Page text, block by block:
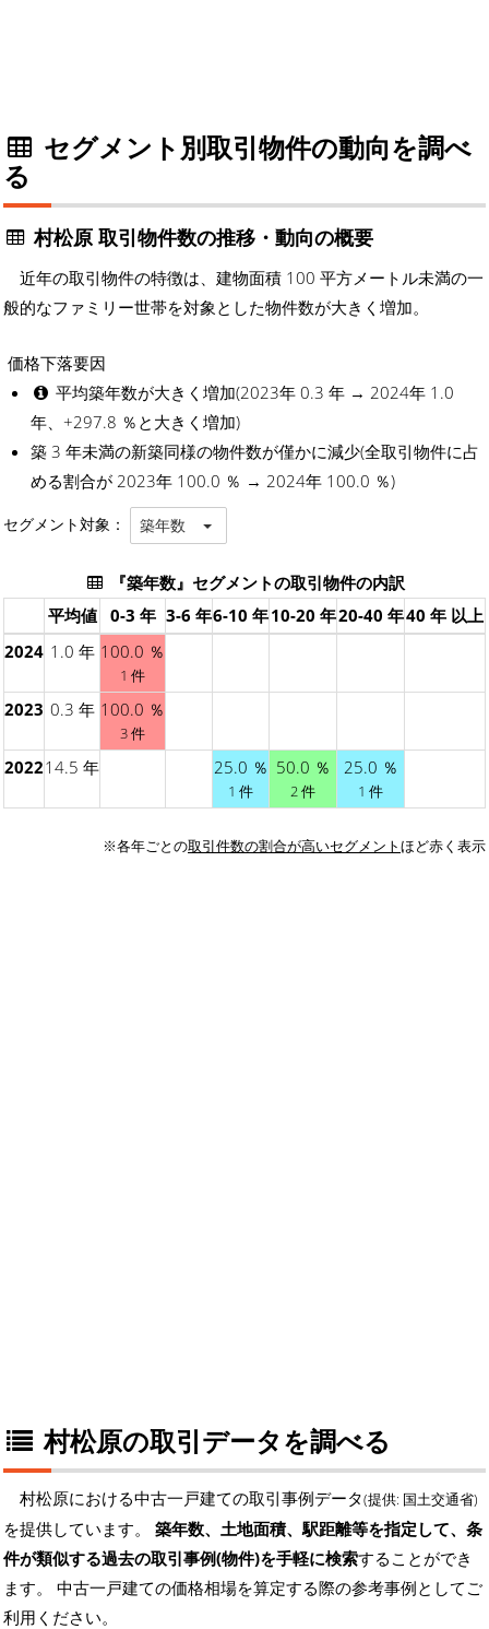
セグメント別取引物件の動向を調べ
る
村松原 取引物件数の推移・動向の概要
近年の取引物件の特徴は、建物面積 100 平方メートル未満の一
般的なファミリー世帯を対象とした物件数が大きく増加。
価格下落要因
平均築年数が大きく増加(2023年 0.3 年 → 2024年 1.0
年、+297.8 ％と大きく増加)
築 3 年未満の新築同様の物件数が僅かに減少(全取引物件に占
める割合が 2023年 100.0 ％ → 2024年 100.0 ％)
セグメント対象： 築年数
『築年数』セグメントの取引物件の内訳
平均値
0-3 年 3-6 年6-10 年10-20 年20-40 年40 年 以上
2024 1.0 年 100.0 ％
1 件
2023 0.3 年 100.0 ％
3 件
202214.5 年 25.0 ％
1 件
50.0 ％
2 件
25.0 ％
1 件
※各年ごとの取引件数の割合が高いセグメントほど赤く表示
村松原の取引データを調べる
村松原における中古一戸建ての取引事例データ(提供: 国土交通省)
を提供しています。 築年数、土地面積、駅距離等を指定して、条
件が類似する過去の取引事例(物件)を手軽に検索することができ
ます。 中古一戸建ての価格相場を算定する際の参考事例としてご
利用ください。